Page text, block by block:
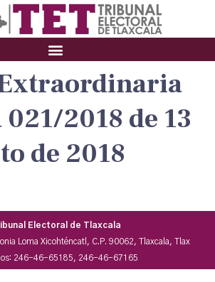
2018 de 13
de 2018
Electoral de Tlaxcala
Loma Xicohténcatl, C.P. 90062, Tlaxcala, Tlax
246-46-65185, 246-46-67165